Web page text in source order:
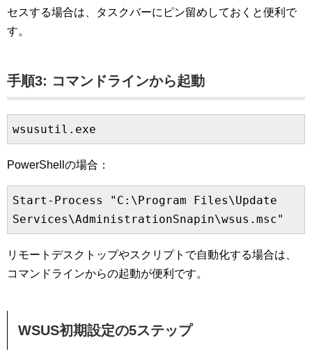
セスする場合は、タスクバーにピン留めしておくと便利で
す。
手順3: コマンドラインから起動
wsusutil.exe
PowerShellの場合：
Start-Process "C:\Program Files\Update
Services\AdministrationSnapin\wsus.msc"
リモートデスクトップやスクリプトで自動化する場合は、
コマンドラインからの起動が便利です。
WSUS初期設定の5ステップ